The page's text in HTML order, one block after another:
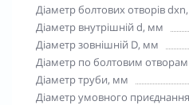
Діаметр болтових отворів
Діаметр внутрішній d, мм
Діаметр зовнішній D, мм
Діаметр по болтовим
Діаметр труби, мм
Діаметр умовного